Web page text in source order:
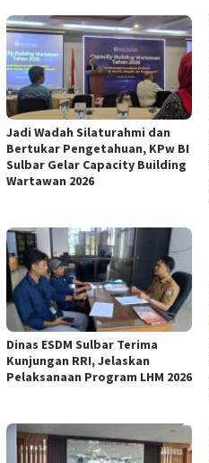
Jadi Wadah Silaturahmi dan
Bertukar Pengetahuan, KPw BI
Sulbar Gelar Capacity Building
Wartawan 2026
Dinas ESDM Sulbar Terima
Kunjungan RRI, Jelaskan
Pelaksanaan Program LHM 2026